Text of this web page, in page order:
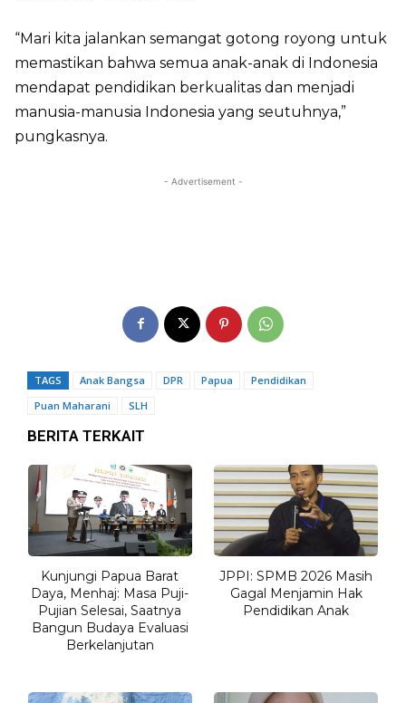
“Mari kita jalankan semangat gotong royong untuk
memastikan bahwa semua anak-anak di Indonesia
mendapat pendidikan berkualitas dan menjadi
manusia-manusia Indonesia yang seutuhnya,”
pungkasnya.
- Advertisement -
TAGS Anak Bangsa DPR Papua
Pendidikan
Puan Maharani
SLH
BERITA TERKAIT
Kunjungi Papua Barat
Daya, Menhaj: Masa Puji-
Pujian Selesai, Saatnya
Bangun Budaya Evaluasi
Berkelanjutan
JPPI: SPMB 2026 Masih
Gagal Menjamin Hak
Pendidikan Anak